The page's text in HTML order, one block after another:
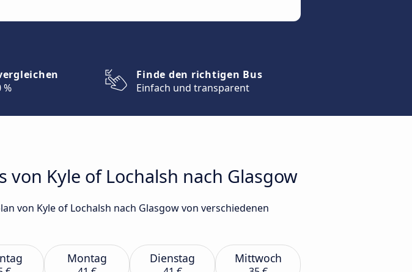
%
Finde den richtigen Bus
Einfach und transparent
Kyle of Lochalsh nach Glasgow
von Kyle of Lochalsh nach Glasgow von verschiedenen
Montag Dienstag Mittwoch